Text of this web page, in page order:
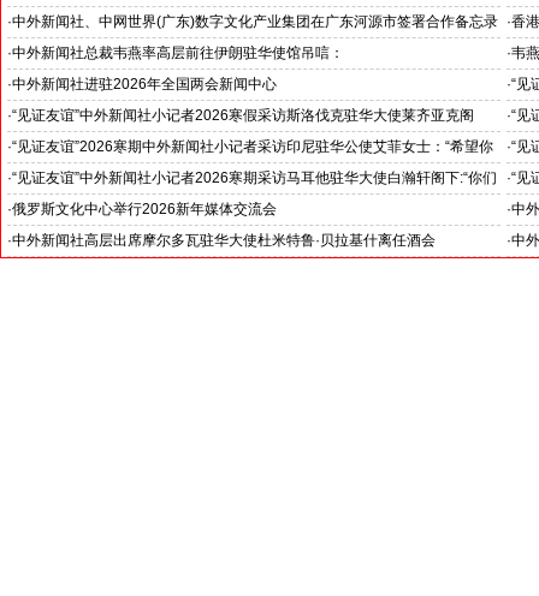
证
·中外新闻社、中网世界(广东)数字文化产业集团在广东河源市签署合作备忘录 ·香
·中外新闻社总裁韦燕率高层前往伊朗驻华使馆吊唁：
对哈梅内伊最高领袖遇难表示沉痛哀悼
·韦
·中外新闻社进驻2026年全国两会新闻中心 ·“见
斯
官)”
·“见证友谊”中外新闻社小记者2026寒假采访斯洛伐克驻华大使莱齐亚克阁
下：“希望斯中两国青少年成为推动中斯关系开启新篇章”
·“见
十
·“见证友谊”2026寒期中外新闻社小记者采访印尼驻华公使艾菲女士：“希望你
们将来成为印尼和中国文化交流的使者”
·“见
奥
·“见证友谊”中外新闻社小记者2026寒期采访马耳他驻华大使白瀚轩阁下:“你们
就是中国未来的新闻发言人”
·“见
罗斯
·俄罗斯文化中心举行2026新年媒体交流会 ·中
·中外新闻社高层出席摩尔多瓦驻华大使杜米特鲁·贝拉基什离任酒会 ·中